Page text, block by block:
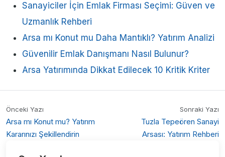
Sanayiciler İçin Emlak Firması Seçimi: Güven ve
Uzmanlık Rehberi
Arsa mı Konut mu Daha Mantıklı? Yatırım Analizi
Güvenilir Emlak Danışmanı Nasıl Bulunur?
Arsa Yatırımında Dikkat Edilecek 10 Kritik Kriter
Önceki Yazı
Arsa mı Konut mu? Yatırım
Kararınızı Şekillendirin
Sonraki Yazı
Tuzla Tepeören Sanayi
Arsası: Yatırım Rehberi